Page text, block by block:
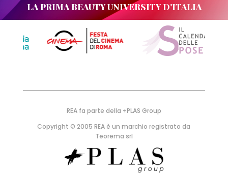
LA PRIMA BEAUTY UNIVERSITY D'ITALIA
REA fa parte della +PLAS Group
Copyright © 2005 REA è un marchio registrato da
Teorema srl